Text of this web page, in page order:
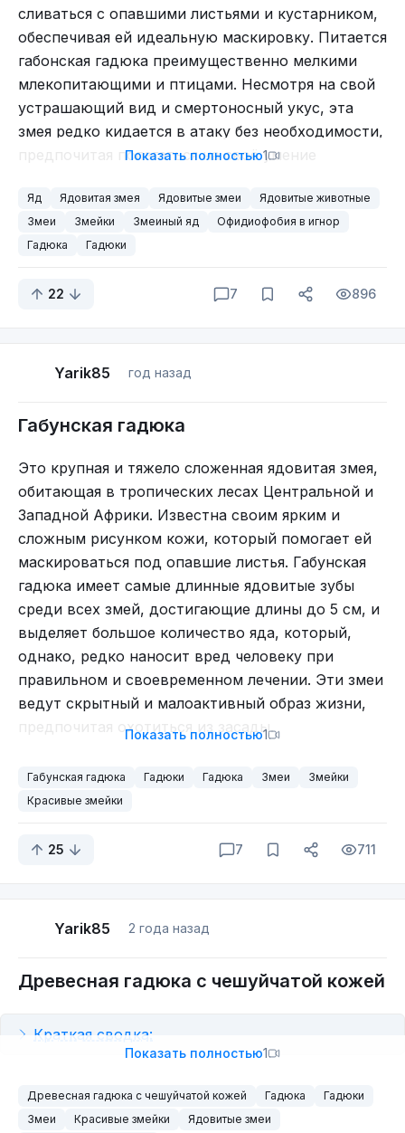
достаточно! Груда старых веток и травы,
Бонусом такое логово защитит ещё и от холода.
Змеи ведь существа холоднокровные, то есть не
могут поднять свою температуру с помощью
метаболизма. Так что им приходится по утрам
греться на солнышке, а на ночь прятаться куда
подальше, — чтобы не съели, и чтобы не
окоченеть. На зиму рептилии и вовсе стараются
забраться в самые глубокие норы и залезть под
менее стабильная плюсовая температура. Даже
если на улице лютый минус, рептилии выживут.
сливаться с опавшими листьями и кустарником,
обеспечивая ей идеальную маскировку. Питается
габонская гадюка преимущественно мелкими
млекопитающими и птицами. Несмотря на свой
устрашающий вид и смертоносный укус, эта
змея редко кидается в атаку без необходимости,
предпочитая полагаться на своё умение
Интересный факт: в отличие от многих других
змей, габонская гадюка способна
контролировать количество вводимого яда. Это
дозу, «экономя» яд для будущих охот или
Показать полностью1
Яд Ядовитая змея Ядовитые змеи
Ядовитые животные
Змеи
Змейки Змеиный яд
Офидиофобия в игнор
Гадюка
Гадюки
22 7 896
Yarik85 год назад
Габунская гадюка
Это крупная и тяжело сложенная ядовитая змея,
обитающая в тропических лесах Центральной и
Западной Африки. Известна своим ярким и
сложным рисунком кожи, который помогает ей
маскироваться под опавшие листья. Габунская
гадюка имеет самые длинные ядовитые зубы
среди всех змей, достигающие длины до 5 см, и
выделяет большое количество яда, который,
однако, редко наносит вред человеку при
правильном и своевременном лечении. Эти змеи
ведут скрытный и малоактивный образ жизни,
предпочитая охотиться из засады.
Показать полностью1
Габунская гадюка Гадюки Гадюка Змеи
Змейки
Красивые змейки
25 7 711
Yarik85 2 года назад
Древесная гадюка с чешуйчатой кожей
Краткая сводка:
тропических лесах Западной и Центральной
Африки.
Показать полностью1
Древесная гадюка с чешуйчатой кожей Гадюка
Гадюки
Змеи
Красивые змейки Ядовитые змеи